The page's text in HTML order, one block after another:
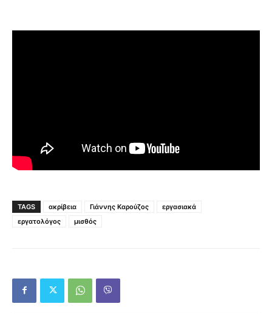
TAGS ακρίβεια Γιάννης Καρούζος
εργασιακά
εργατολόγος
μισθός